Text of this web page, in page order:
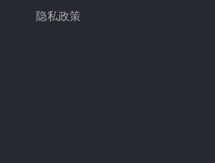
隐私政策